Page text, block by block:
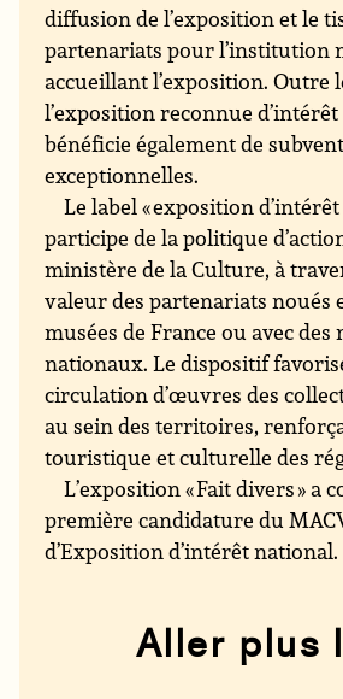
diffusion de l’exposition et le
partenariats pour l’institution
accueillant l’exposition. Outre
l’exposition reconnue
bénéficie également de
exceptionnelles.
Le label « exposition
participe de la politique
ministère de la Culture, à
valeur des partenariats noués
musées de France ou avec des
nationaux. Le dispositif
circulation d’œuvres des
au sein des territoires,
touristique et culturelle des
L’exposition « Fait divers » a
première candidature du
d’Exposition d’intérêt national.
Aller plus